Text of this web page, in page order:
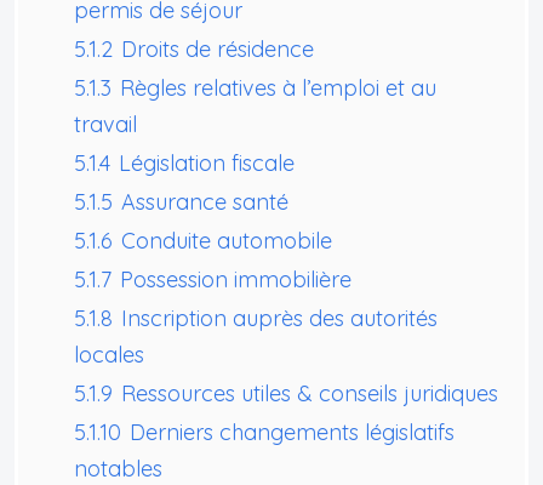
permis de séjour
5.1.2 Droits de résidence
5.1.3 Règles relatives à l’emploi et au
travail
5.1.4 Législation fiscale
5.1.5 Assurance santé
5.1.6 Conduite automobile
5.1.7 Possession immobilière
5.1.8 Inscription auprès des autorités
locales
5.1.9 Ressources utiles & conseils juridiques
5.1.10 Derniers changements législatifs
notables